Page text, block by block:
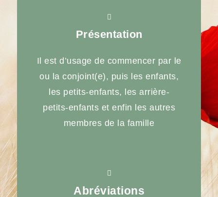
Présentation
Il est d’usage de commencer par le
ou la conjoint(e), puis les enfants,
les petits-enfants, les arrière-
petits-enfants et enfin les autres
membres de la famille
Abréviations